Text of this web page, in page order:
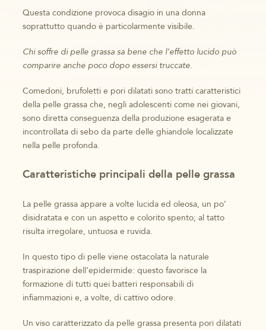
Questa condizione provoca disagio in una donna
soprattutto quando è particolarmente visibile.
Chi soffre di pelle grassa sa bene che l’effetto lucido può
comparire anche poco dopo essersi truccate.
Comedoni, brufoletti e pori dilatati sono tratti caratteristici
della pelle grassa che, negli adolescenti come nei giovani,
sono diretta conseguenza della produzione esagerata e
incontrollata di sebo da parte delle ghiandole localizzate
nella pelle profonda.
Caratteristiche principali della pelle grassa
La pelle grassa appare a volte lucida ed oleosa, un po’
disidratata e con un aspetto e colorito spento; al tatto
risulta irregolare, untuosa e ruvida.
In questo tipo di pelle viene ostacolata la naturale
traspirazione dell’epidermide: questo favorisce la
formazione di tutti quei batteri responsabili di
infiammazioni e, a volte, di cattivo odore.
Un viso caratterizzato da pelle grassa presenta pori dilatati